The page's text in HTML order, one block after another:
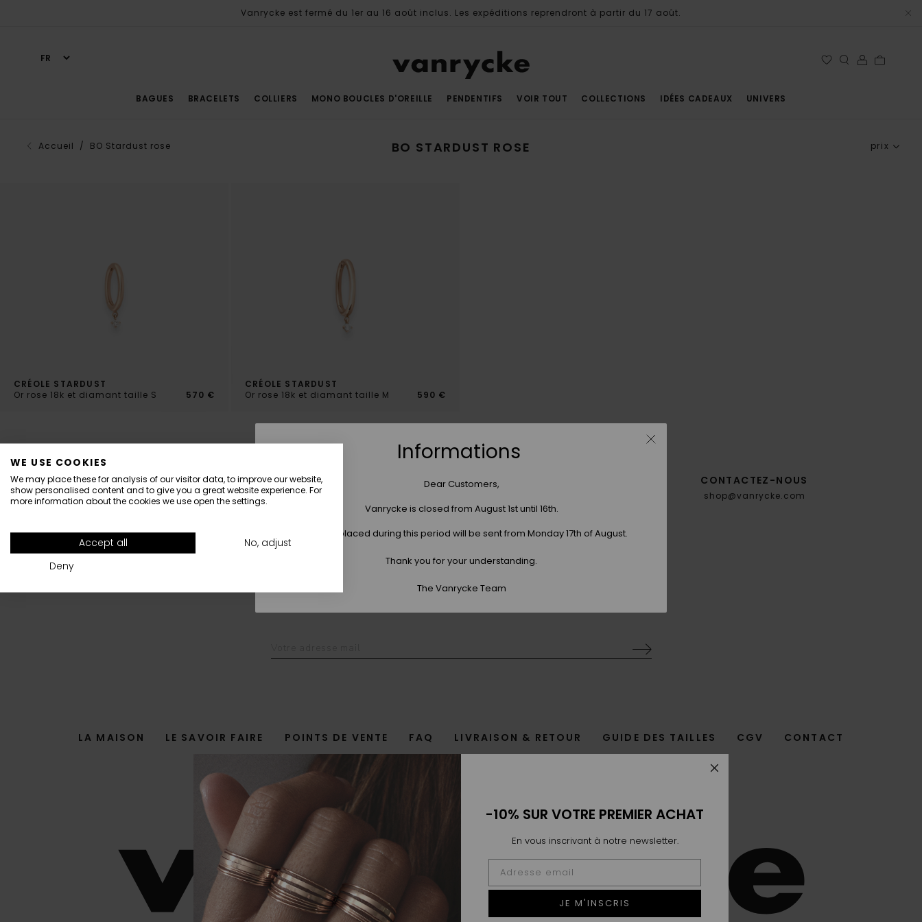
WE USE COOKIES
We may place these for analysis of our visitor data, to improve our website,
show personalised content and to give you a great website experience. For
more information about the cookies we use open the settings.
Accept all
No, adjust
Deny
Vanrycke est fermé du 1er au 16 août inclus. Les expéditions reprendront à partir du 17 août.
BAGUES BRACELETS COLLIERS MONO BOUCLES D'OREILLE PENDENTIFS VOIR TOUT COLLECTIONS IDÉES CADEAUX UNIVERS
Accueil / BO Stardust rose BO STARDUST ROSE prix
CRÉOLE STARDUST
Or rose 18k et diamant taille S
570 €
CRÉOLE STARDUST
Or rose 18k et diamant taille M
590 €
DIAMANT & OR 18K
Certifiés par le processus de
Kimberley.
PAIEMENT SECURISÉ
Paiement en 1, 2, 3 ou 4 fois sans
frais et jusqu'à 10 fois.
livraison standard DHL.
CONTACTEZ-NOUS
shop@vanrycke.com
NEWSLETTER
-10% sur votre première commande
LA MAISON LE SAVOIR FAIRE POINTS DE VENTE FAQ LIVRAISON & RETOUR GUIDE DES TAILLES CGV CONTACT
Informations
Dear Customers,
Vanrycke is closed from August 1st until 16th.
All orders placed during this period will be sent from Monday 17th of August.
Thank you for your understanding.
The Vanrycke Team
-10% SUR VOTRE PREMIER ACHAT
En vous inscrivant à notre newsletter.
JE M'INSCRIS